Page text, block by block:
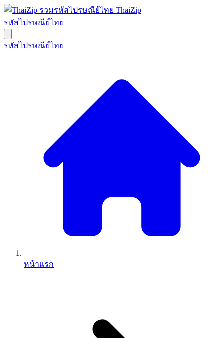
ThaiZip
รหัสไปรษณีย์ไทย
รหัสไปรษณีย์ไทย
หน้าแรก